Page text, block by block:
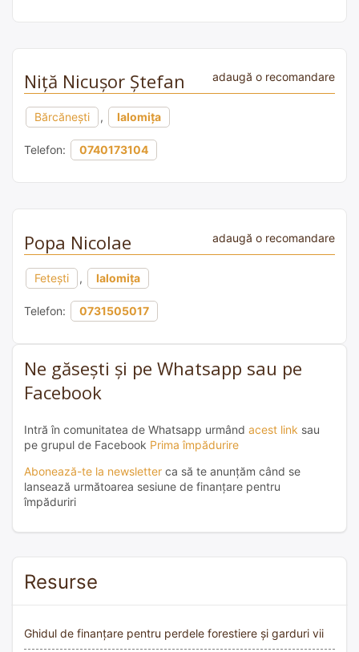
Niță Nicușor Ştefan adaugă o recomandare
Bărcănești , Ialomița
Telefon: 0740173104
Popa Nicolae adaugă o recomandare
Fetești , Ialomița
Telefon: 0731505017
Ne găsești și pe Whatsapp sau pe
Facebook
Intră în comunitatea de Whatsapp urmând acest link sau
pe grupul de Facebook Prima împădurire
Abonează-te la newsletter ca să te anunțăm când se
lansează următoarea sesiune de finanțare pentru
împăduriri
Resurse
Ghidul de finanțare pentru perdele forestiere și garduri vii